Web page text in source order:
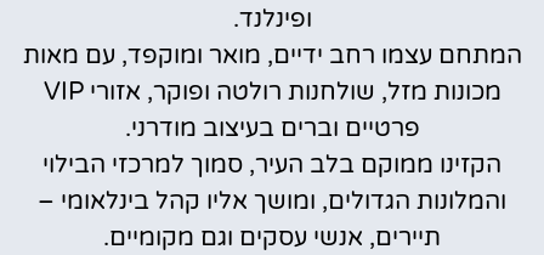
ופינלנד.
המתחם עצמו רחב ידיים, מואר ומוקפד, עם מאות
מכונות מזל, שולחנות רולטה ופוקר, אזורי VIP
פרטיים וברים בעיצוב מודרני.
הקזינו ממוקם בלב העיר, סמוך למרכזי הבילוי
והמלונות הגדולים, ומושך אליו קהל בינלאומי –
תיירים, אנשי עסקים וגם מקומיים.